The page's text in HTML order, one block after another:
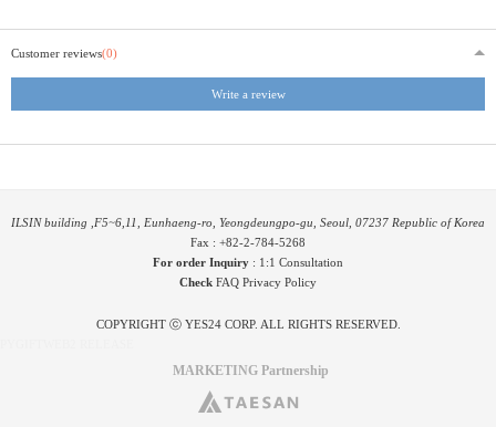
Customer reviews(0)
Write a review
ILSIN building ,F5~6,11, Eunhaeng-ro, Yeongdeungpo-gu, Seoul, 07237 Republic of Korea
Fax : +82-2-784-5268
For order Inquiry : 1:1 Consultation
Check FAQ Privacy Policy
COPYRIGHT ⓒ YES24 CORP. ALL RIGHTS RESERVED.
MARKETING Partnership